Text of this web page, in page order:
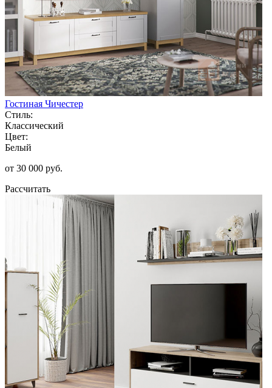
Гостиная Чичестер
Стиль:
Классический
Цвет:
Белый
от 30 000 руб.
Рассчитать